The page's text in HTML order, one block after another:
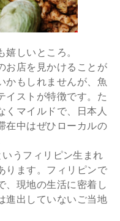
しいところ。
お店を見かけることが
かもしれませんが、魚
イストが特徴です。た
くマイルドで、日本人
在中はぜひローカルの
うフィリピン生まれ
ります。フィリピンで
、現地の生活に密着し
進出していないご当地